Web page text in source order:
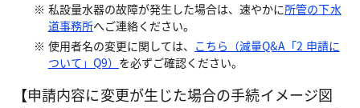
私設量水器の故障が発生した場合は、速やかに所管の下水
道事務所へご連絡ください。
使用者名の変更に関しては、 こちら（減量Q&A「2 申請に
ついて」Q9） を必ずご確認ください。
【申請内容に変更が生じた場合の手続イメージ図